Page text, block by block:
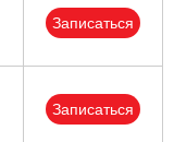
Записаться
Записаться